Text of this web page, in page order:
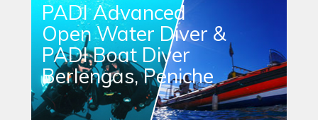
PADI Advanced
Open Water Diver &
PADI Boat Diver
Berlengas, Peniche